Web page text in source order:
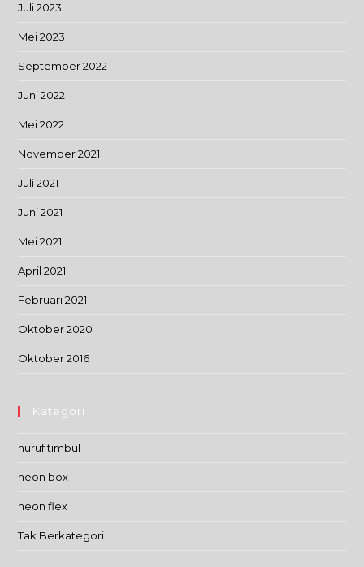
Juli 2023
Mei 2023
September 2022
Juni 2022
Mei 2022
November 2021
Juli 2021
Juni 2021
Mei 2021
April 2021
Februari 2021
Oktober 2020
Oktober 2016
Kategori
huruf timbul
neon box
neon flex
Tak Berkategori